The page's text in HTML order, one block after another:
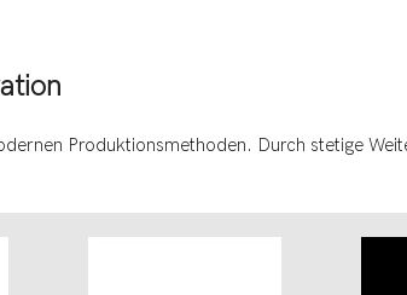
Produktionsmethoden. Durch stetige